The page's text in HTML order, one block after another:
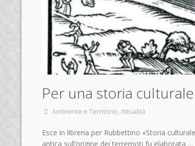
Per una storia
Ambiente e Territorio, Attualità
Esce in libreria per Rubbettino «Storia
antica sull’origine dei terremoti fu elaborata …